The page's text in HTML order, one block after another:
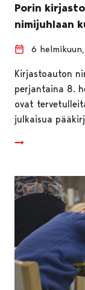
Porin
nimijuhlaan
6
Kirjastoauton
perjantaina 8.
ovat
julkaisua